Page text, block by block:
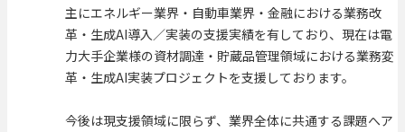
主にエネルギー業界・自動車業界・金融における業務改
革・生成AI導入／実装の支援実績を有しており、現在は電
力大手企業様の資材調達・貯蔵品管理領域における業務変
革・生成AI実装プロジェクトを支援しております。
今後は現支援領域に限らず、業界全体に共通する課題へア